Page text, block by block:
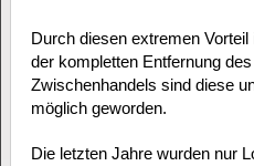
Durch diesen extremen
der kompletten Entfernung
Zwischenhandels sind diese
möglich geworden.
Die letzten Jahre wurden nur